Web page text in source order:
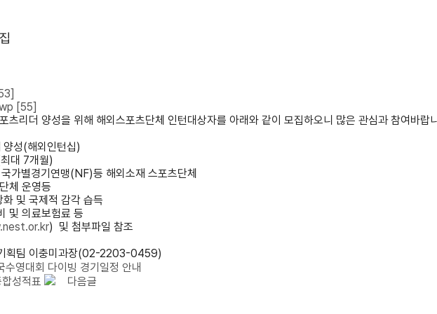
[55]
츠리더 양성을 위해 해외스포츠단체 인턴대상자를 아래와 같이 모집하오니 많은 관심과 참여바랍
양성(해외인턴십)
대 7개월)
가별경기연맹(NF)등 해외소재 스포츠단체
체 운영등
및 국제적 감각 습득
및 의료보험료 등
) 및 첨부파일 참조
획팀 이충미과장(02-2203-0459)
영대회 다이빙 경기일정 안내
성적표
다음글